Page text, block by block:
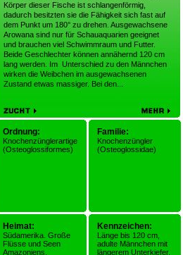
Körper dieser Fische ist schlangenförmig,
dadurch besitzten sie die Fähigkeit sich fast auf
dem Punkt um 180° zu drehen. Ausgewachsene
Arowana sind nur für Schauaquarien geeignet
und brauchen viel Schwimmraum und Futter.
Beide Geschlechter können annähernd 120 cm
lang werden. Im Unterschied zu den Männchen
wirken die Weibchen im ausgewachsenen
Zustand etwas massiger. Bei den...
Ordnung:
Knochenzünglerartige
(Osteoglossiformes)
Familie:
Knochenzüngler
(Osteoglossidae)
Heimat:
Südamerika. Große
Flüsse und Seen
Amazoniens.
Kennzeichen:
Länge bis 120 cm,
adulte Männchen mit
längerem Unterkiefer.